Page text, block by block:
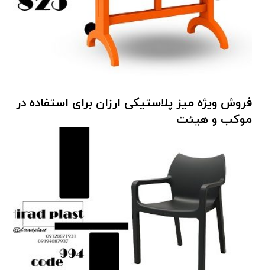
فروش ویژه میز پلاستیکی ارزان برای استفاده در
موکب و هیئت